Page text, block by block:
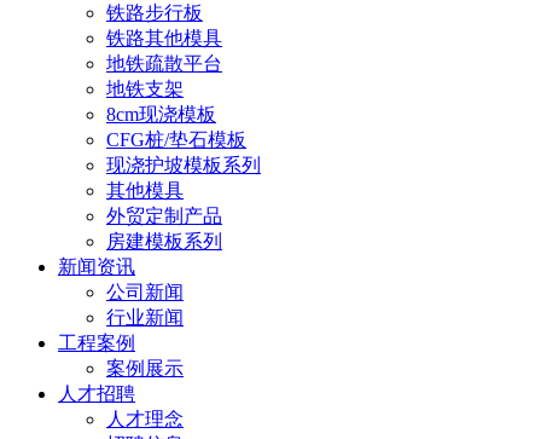
铁路步行板
铁路其他模具
地铁疏散平台
地铁支架
8cm现浇模板
CFG桩/垫石模板
现浇护坡模板系列
其他模具
外贸定制产品
房建模板系列
新闻资讯
公司新闻
行业新闻
工程案例
案例展示
人才招聘
人才理念